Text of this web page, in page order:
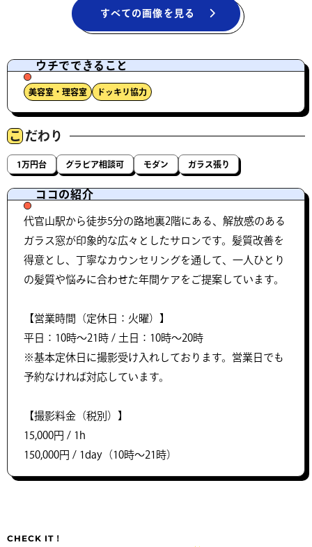
すべての画像を見る
ウチでできること
美容室・理容室 ドッキリ協力
こ だわり
1万円台 グラビア相談可 モダン ガラス張り
ココの紹介
代官山駅から徒歩5分の路地裏2階にある、解放感のある
ガラス窓が印象的な広々としたサロンです。髪質改善を
得意とし、丁寧なカウンセリングを通して、一人ひとり
の髪質や悩みに合わせた年間ケアをご提案しています。
【営業時間（定休日：火曜）】
平日：10時～21時 / 土日：10時～20時
※基本定休日に撮影受け入れしております。営業日でも
予約なければ対応しています。
【撮影料金（税別）】
15,000円 / 1h
150,000円 / 1day（10時〜21時）